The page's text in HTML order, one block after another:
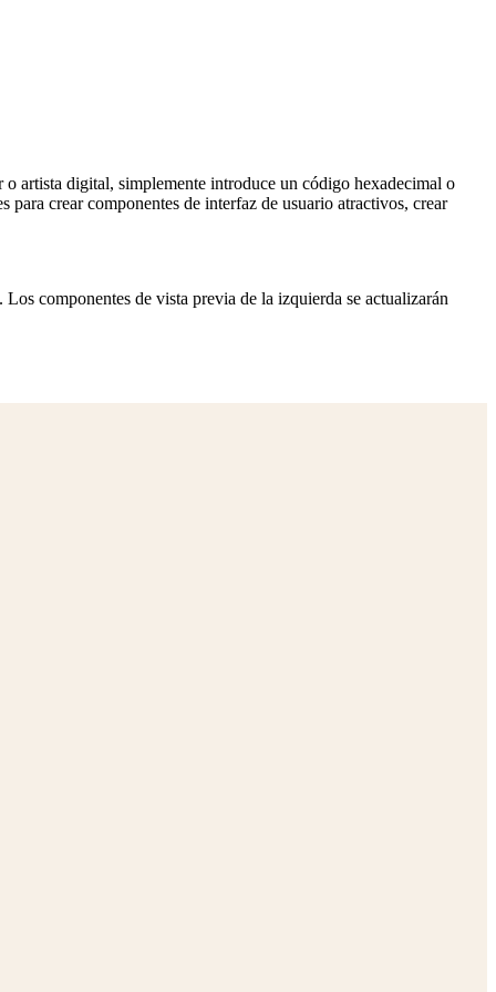
o artista digital, simplemente introduce un código hexadecimal o
para crear componentes de interfaz de usuario atractivos, crear
componentes de vista previa de la izquierda se actualizarán